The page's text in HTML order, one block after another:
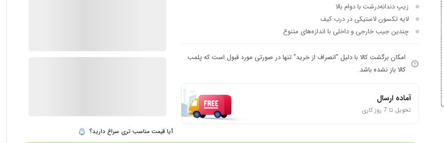
زیپ دندانه‌درشت با دوام بالا
لایه تکسون لاستیکی در درب کیف
چندین جیب خارجی و داخلی با اندازه‌های متنوع
امکان برگشت کالا با دلیل "انصراف از خرید" تنها در صورتی مورد قبول است که پلمب
کالا باز نشده باشد.
آماده ارسال
تحویل تا 7 روز کاری
1
1.775.000
آیا قیمت مناسب تری سراغ دارید؟